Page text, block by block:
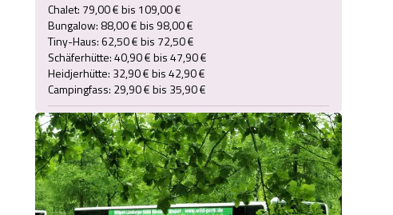
Chalet: 79,00 € bis 109,00 €
Bungalow: 88,00 € bis 98,00 €
Tiny-Haus: 62,50 € bis 72,50 €
Schäferhütte: 40,90 € bis 47,90 €
Heidjerhütte: 32,90 € bis 42,90 €
Campingfass: 29,90 € bis 35,90 €